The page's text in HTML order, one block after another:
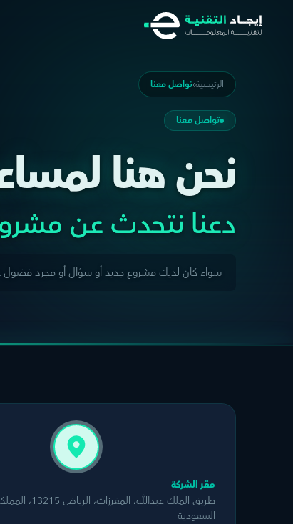
الرئيسية›تواصل معنا
تواصل معنا
نحن هنا
دعنا نتحدث عن
سواء كان لديك مشروع جديد أو سؤال أو مجرد
مقر الشركة
طريق الملك عبدالله،
السعودية